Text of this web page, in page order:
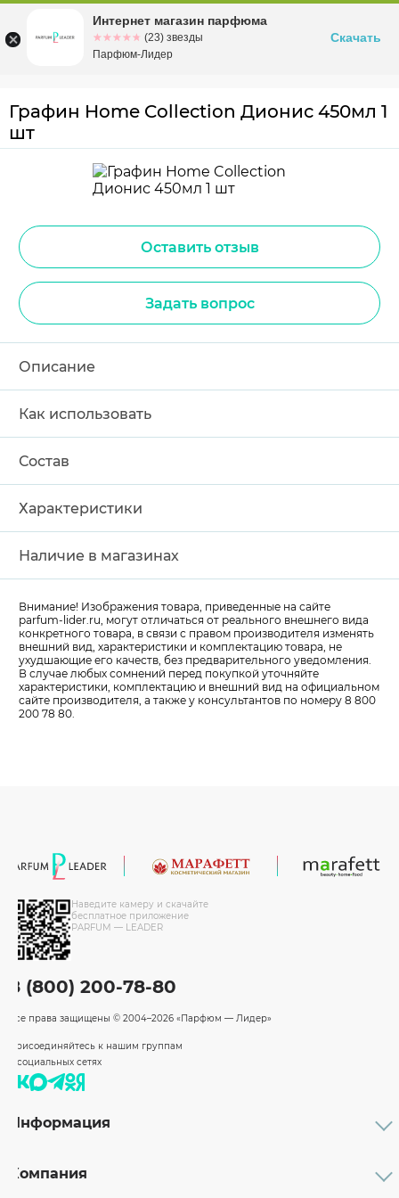
Омскул. Заозерная, 11, к. 1
Графин Home Collection Дионис 450мл 1
шт
Оставить отзыв
Задать вопрос
Описание
Как использовать
Состав
Характеристики
Наличие в магазинах
Внимание! Изображения товара, приведенные на сайте
parfum-lider.ru, могут отличаться от реального внешнего вида
конкретного товара, в связи с правом производителя изменять
внешний вид, характеристики и комплектацию товара, не
ухудшающие его качеств, без предварительного уведомления.
В случае любых сомнений перед покупкой уточняйте
характеристики, комплектацию и внешний вид на официальном
сайте производителя, а также у консультантов по номеру 8 800
200 78 80.
Наведите камеру и скачайте
бесплатное приложение
PARFUM — LEADER
8 (800) 200-78-80
Все права защищены © 2004–2026 «Парфюм — Лидер»
Присоединяйтесь к нашим группам
в социальных сетях
Информация
Бренды
Компания
Интернет магазин парфюма
☆☆☆☆☆
★★★★★ (23) звезды
Парфюм-Лидер
Скачать